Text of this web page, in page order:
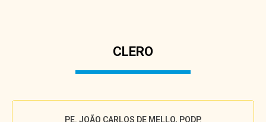
CLERO
PE. JOÃO CARLOS DE MELLO, PODP.